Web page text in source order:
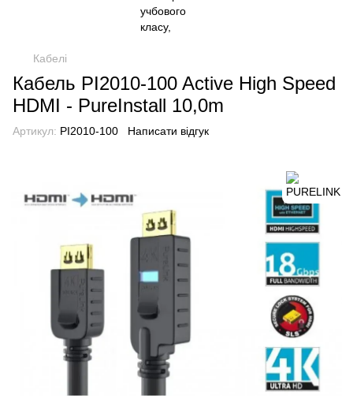
Кабелі
Кабель PI2010-100 Active High Speed
HDMI - PureInstall 10,0m
Артикул: PI2010-100 Написати відгук